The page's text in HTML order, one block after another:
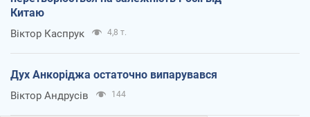
Китаю
Віктор Каспрук 4,8 т.
Дух Анкоріджа остаточно випарувався
Віктор Андрусів 144